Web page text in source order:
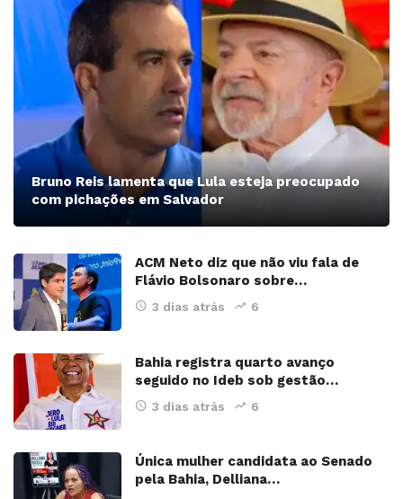
Bruno Reis lamenta que Lula esteja preocupado
com pichações em Salvador
ACM Neto diz que não viu fala de
Flávio Bolsonaro sobre…
3 dias atrás 6
Bahia registra quarto avanço
seguido no Ideb sob gestão…
3 dias atrás 6
Única mulher candidata ao Senado
pela Bahia, Delliana…